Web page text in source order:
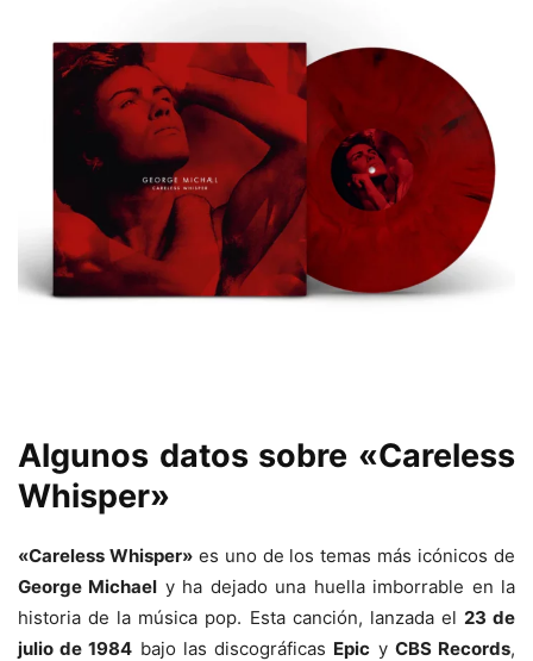
Algunos datos sobre «Careless
Whisper»
«Careless Whisper»es uno de los temas más icónicos de
George Michael y ha dejado una huella imborrable en la
historia de la música pop. Esta canción, lanzada el 23 de
julio de 1984 bajo las discográficas Epic y CBS Records,